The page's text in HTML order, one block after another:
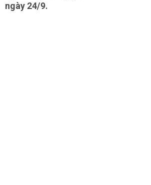
ngày 24/9.